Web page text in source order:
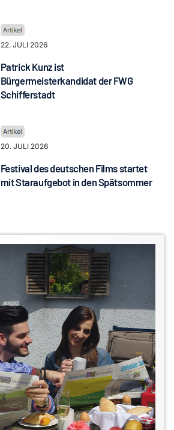
22. JULI 2026
Patrick Kunz ist
Bürgermeisterkandidat der FWG
Schifferstadt
20. JULI 2026
Festival des deutschen Films startet
mit Staraufgebot in den Spätsommer